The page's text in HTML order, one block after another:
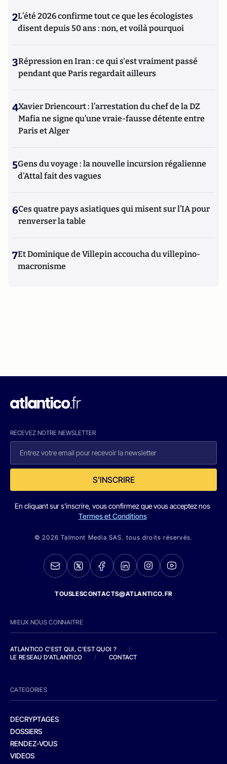
2L’été 2026 confirme tout ce que les écologistes
disent depuis 50 ans : non, et voilà pourquoi
3Répression en Iran : ce qui s'est vraiment passé
pendant que Paris regardait ailleurs
4Xavier Driencourt : l’arrestation du chef de la DZ
Mafia ne signe qu’une vraie-fausse détente entre
Paris et Alger
5Gens du voyage : la nouvelle incursion régalienne
d'Attal fait des vagues
6Ces quatre pays asiatiques qui misent sur l’IA pour
renverser la table
7Et Dominique de Villepin accoucha du villepino-
macronisme
RECEVEZ NOTRE NEWSLETTER
S'INSCRIRE
En cliquant sur s'inscrire, vous confirmez que vous acceptez nos
Termes et Conditions
© 2026 Talmont Media SAS. tous droits réservés.
TOUSLESCONTACTS@ATLANTICO.FR
MIEUX NOUS CONNAITRE
ATLANTICO C'EST QUI, C'EST QUOI ?
/
LE RESEAU D'ATLANTICO
/ CONTACT
CATEGORIES
DECRYPTAGES
DOSSIERS
RENDEZ-VOUS
VIDEOS